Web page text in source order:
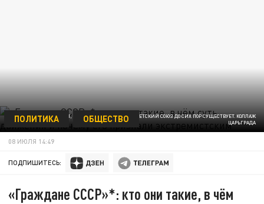
В РОССИИ ЕСТЬ ЛЮДИ, КОТОРЫЕ СЧИТАЮТ, ЧТО СОВЕТСКИЙ СОЮЗ ДО СИХ ПОР СУЩЕСТВУЕТ. КОЛЛАЖ
ЦАРЬГРАДА
ПОЛИТИКА ОБЩЕСТВО
08 ИЮЛЯ 14:49
ПОДПИШИТЕСЬ:
«Граждане СССР»*: кто они такие, в чём